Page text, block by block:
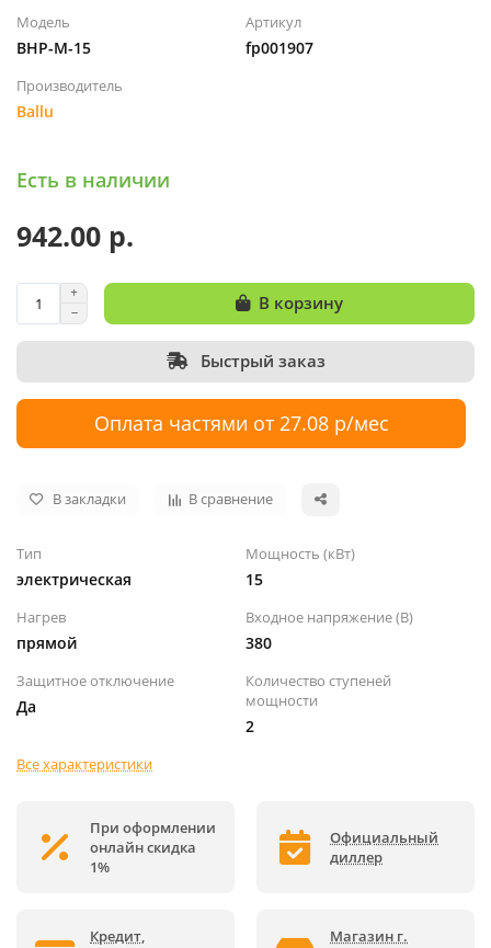
Модель
BHP-M-15
Артикул
fp001907
Производитель
Ballu
Есть в наличии
942.00 р.
В корзину
Быстрый заказ
Оплата частями от 27.08 р/мес
В закладки В сравнение
Тип
электрическая
Мощность (кВт)
15
Нагрев
прямой
Входное напряжение (В)
380
Защитное отключение
Да
Количество ступеней
мощности
2
Все характеристики
При оформлении
онлайн скидка
1%
Официальный
диллер
Кредит,
Магазин г.